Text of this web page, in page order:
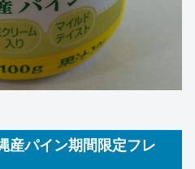
産パイン期間限定フレ